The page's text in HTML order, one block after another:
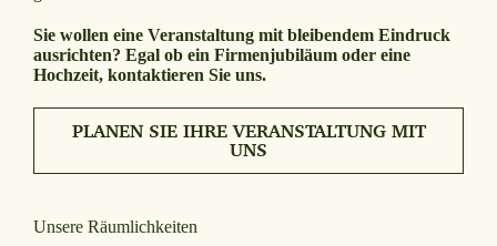
Sie wollen eine Veranstaltung mit bleibendem Eindruck
ausrichten? Egal ob ein Firmenjubiläum oder eine
Hochzeit, kontaktieren Sie uns.
PLANEN SIE IHRE VERANSTALTUNG MIT
UNS
Unsere Räumlichkeiten